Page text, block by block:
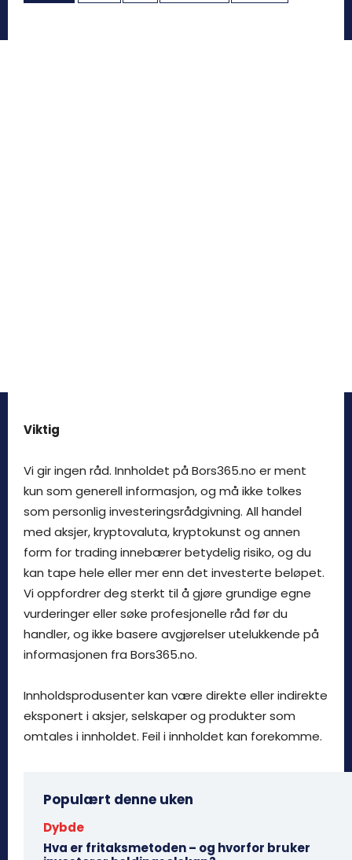
Viktig
Vi gir ingen råd. Innholdet på Bors365.no er ment
kun som generell informasjon, og må ikke tolkes
som personlig investeringsrådgivning. All handel
med aksjer, kryptovaluta, kryptokunst og annen
form for trading innebærer betydelig risiko, og du
kan tape hele eller mer enn det investerte beløpet.
Vi oppfordrer deg sterkt til å gjøre grundige egne
vurderinger eller søke profesjonelle råd før du
handler, og ikke basere avgjørelser utelukkende på
informasjonen fra Bors365.no.
Innholdsprodusenter kan være direkte eller indirekte
eksponert i aksjer, selskaper og produkter som
omtales i innholdet. Feil i innholdet kan forekomme.
Populært denne uken
Dybde
Hva er fritaksmetoden – og hvorfor bruker